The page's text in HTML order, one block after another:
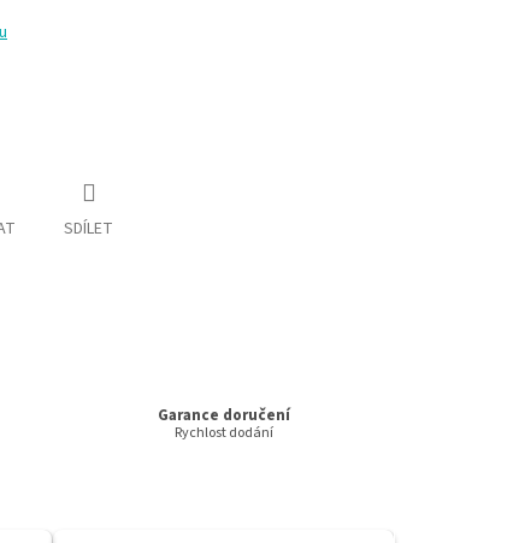
SDÍLET
Garance doručení
Rychlost dodání